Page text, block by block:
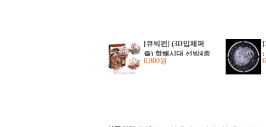
[큐빅펀] (3D입체퍼
즐) 항해시대 선박4종
(T4001H)
6,800원